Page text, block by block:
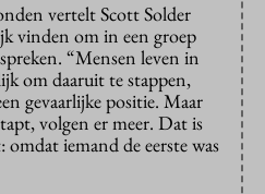
vertelt Scott Solder
vinden om in een groep
“Mensen leven in
om daaruit te stappen,
gevaarlijke positie. Maar
volgen er meer. Dat is
iemand de eerste was